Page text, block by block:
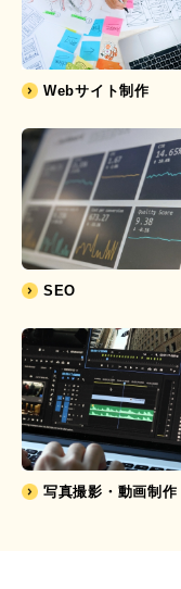
Webサイト制作
SEO
写真撮影・動画制作